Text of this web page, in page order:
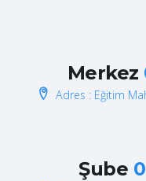
Merkez
Adres : Eğitim
Şube